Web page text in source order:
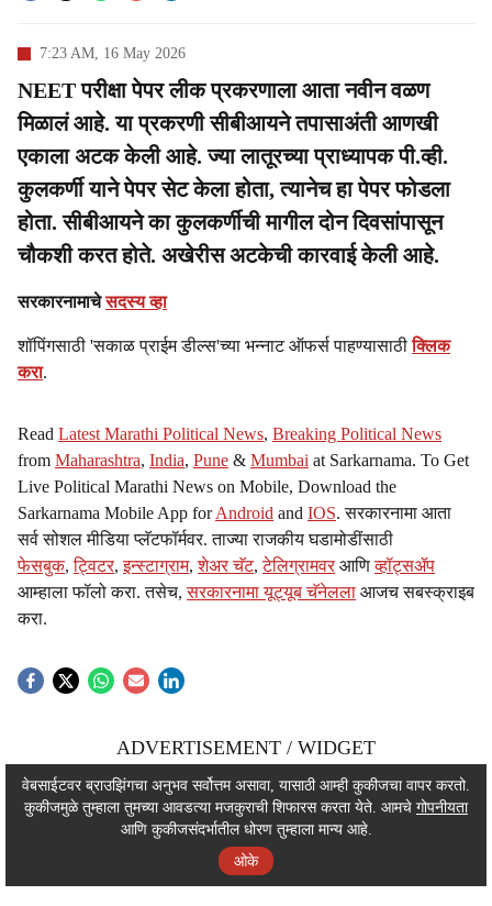
7:23 AM, 16 May 2026
NEET परीक्षा पेपर लीक प्रकरणाला आता नवीन वळण
मिळालं आहे. या प्रकरणी सीबीआयने तपासाअंती आणखी
एकाला अटक केली आहे. ज्या लातूरच्या प्राध्यापक पी.व्ही.
कुलकर्णी याने पेपर सेट केला होता, त्यानेच हा पेपर फोडला
होता. सीबीआयने का कुलकर्णीची मागील दोन दिवसांपासून
चौकशी करत होते. अखेरीस अटकेची कारवाई केली आहे.
सरकारनामाचेसदस्य व्हा
शॉपिंगसाठी 'सकाळ प्राईम डील्स'च्या भन्नाट ऑफर्स पाहण्यासाठीक्लिक
करा.
Read Latest Marathi Political News, Breaking Political News
from Maharashtra, India, Pune & Mumbai at Sarkarnama. To Get
Live Political Marathi News on Mobile, Download the
Sarkarnama Mobile App forAndroid and IOS. सरकारनामा आता
सर्व सोशल मीडिया प्लॅटफॉर्मवर. ताज्या राजकीय घडामोडींसाठी
फेसबुक,ट्विटर,इन्स्टाग्राम,शेअर चॅट,टेलिग्रामवर आणिव्हॉट्सॲप
आम्हाला फॉलो करा. तसेच,सरकारनामा यूट्यूब चॅनेलला आजच सबस्क्राइब
करा.
ADVERTISEMENT / WIDGET
ADVERTISEMENT / WIDGET
ADVERTISEMENT / WIDGET
वेबसाईटवर ब्राउझिंगचा अनुभव सर्वोत्तम असावा, यासाठी आम्ही कुकीजचा वापर करतो.
कुकीजमुळे तुम्हाला तुमच्या आवडत्या मजकुराची शिफारस करता येते. आमचे गोपनीयता
आणि कुकीजसंदर्भातील धोरण तुम्हाला मान्य आहे.
ओके